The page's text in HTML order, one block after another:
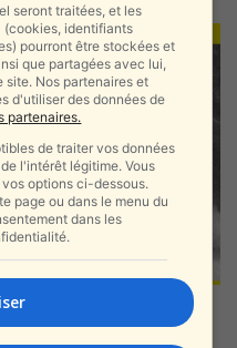
seront traitées, et les
(cookies, identifiants
pourront être stockées et
que partagées avec lui,
site. Nos partenaires et
d'utiliser des données de
partenaires.
de traiter vos données
l'intérêt légitime. Vous
options ci-dessous.
page ou dans le menu du
dans les